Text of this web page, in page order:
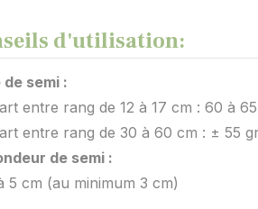
d'utilisation:
de semi :
entre rang de 12 à 17 cm : 60 à
entre rang de 30 à 60 cm : ± 55
de semi :
cm (au minimum 3 cm)